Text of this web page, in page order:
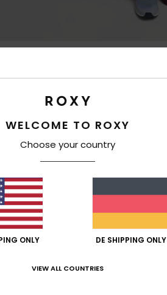
WELCOME TO ROXY
Choose your country
ONLY DE SHIPPING ONLY
VIEW ALL COUNTRIES